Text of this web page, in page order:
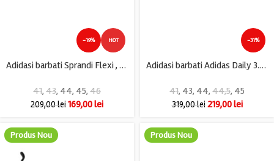
-19% HOT
Adidasi barbati Sprandi Flexi , material textil, negru
41, 43, 44, 45, 46
209,00lei169,00lei
-31%
Adidasi barbati Adidas Daily 3.0, piele intoarsa, rosu
41, 43, 44, 44,5, 45
319,00lei 219,00lei
Produs Nou Produs Nou